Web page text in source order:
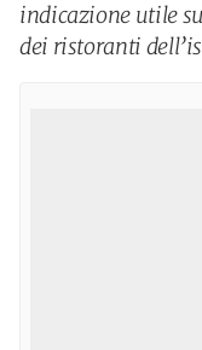
indicazione utile
dei ristoranti